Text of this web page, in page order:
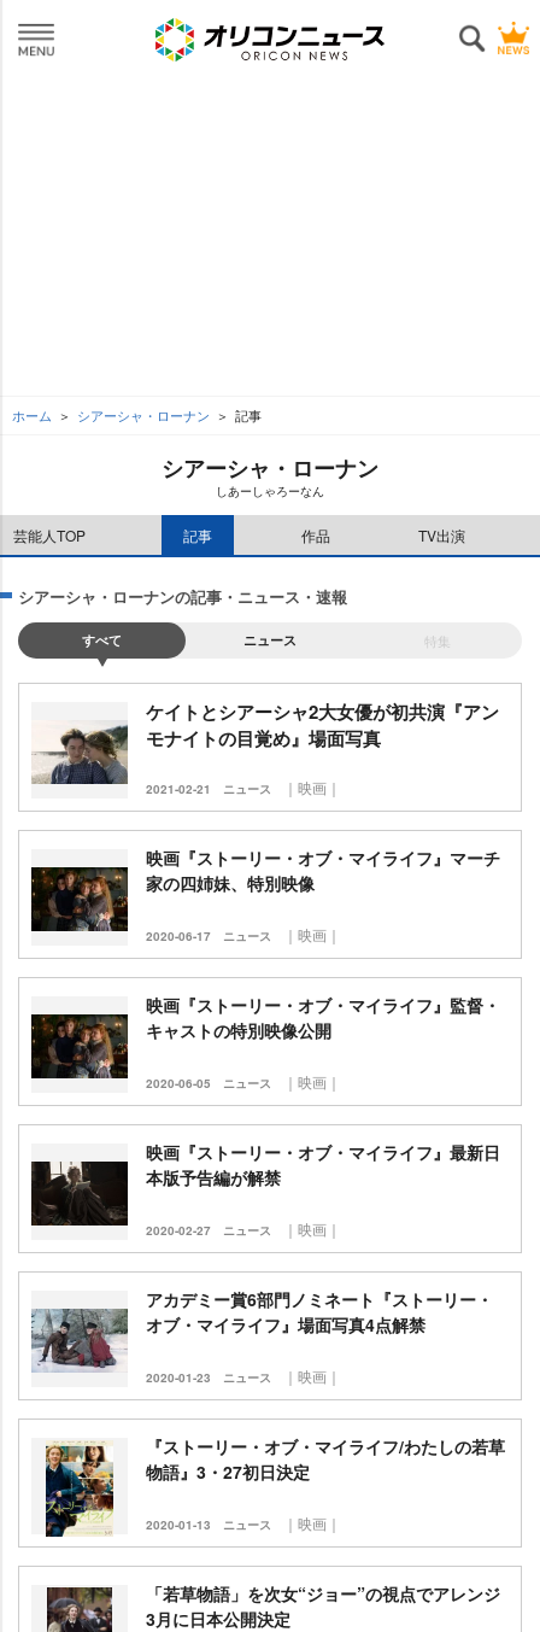
ホーム シアーシャ・ローナン 記事
シアーシャ・ローナン
しあーしゃろーなん
芸能人TOP 記事 作品 TV出演
シアーシャ・ローナンの記事・ニュース・速報
すべて ニュース 特集
ケイトとシアーシャ2大女優が初共演『アン
モナイトの目覚め』場面写真
2021-02-21 ニュース ｜映画｜
映画『ストーリー・オブ・マイライフ』マーチ
家の四姉妹、特別映像
2020-06-17 ニュース ｜映画｜
映画『ストーリー・オブ・マイライフ』監督・
キャストの特別映像公開
2020-06-05 ニュース ｜映画｜
映画『ストーリー・オブ・マイライフ』最新日
本版予告編が解禁
2020-02-27 ニュース ｜映画｜
アカデミー賞6部門ノミネート『ストーリー・
オブ・マイライフ』場面写真4点解禁
2020-01-23 ニュース ｜映画｜
『ストーリー・オブ・マイライフ/わたしの若草
物語』3・27初日決定
2020-01-13 ニュース ｜映画｜
「若草物語」を次女“ジョー”の視点でアレンジ
3月に日本公開決定